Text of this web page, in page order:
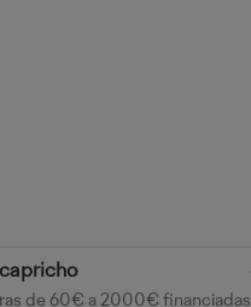
de 60€ a 2000€ financiadas